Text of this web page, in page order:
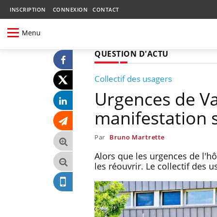
INSCRIPTION CONNEXION CONTACT
Menu
QUESTION D'ACTU
Collectif des usagers
Urgences de
manifestation
Par Bruno Martrette
Alors que les urgences de
les réouvrir. Le collectif des